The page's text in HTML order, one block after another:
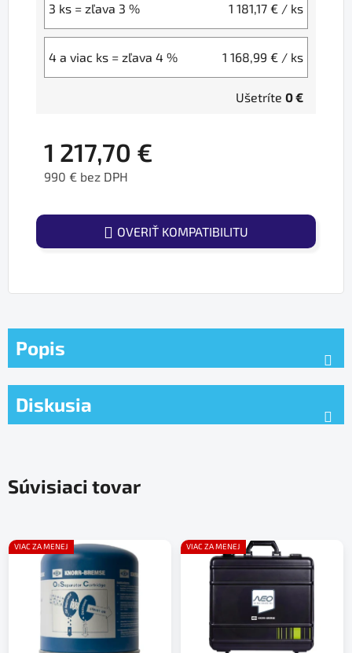
3 ks = zľava 3 % 1 181,17 € / ks
4 a viac ks = zľava 4 % 1 168,99 € / ks
Ušetríte 0 €
1 217,70 €
990 € bez DPH
OVERIŤ KOMPATIBILITU
Popis
Diskusia
Súvisiaci tovar
VIAC ZA MENEJ VIAC ZA MENEJ